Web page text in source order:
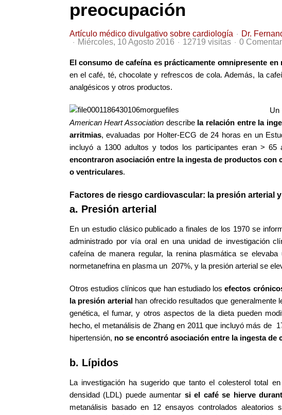
preocupación
Artículo médico divulgativo sobre cardiología
Dr.
Miércoles, 10 Agosto 2016
12719 visitas 0
El consumo de cafeína es prácticamente omnipresente en
en el café, té, chocolate y refrescos de cola. Además, la
analgésicos y otros productos.
Un
American Heart Association describe la relación entre la
arritmias, evaluadas por Holter-ECG de 24 horas en un
incluyó a 1300 adultos y todos los participantes eran >
encontraron asociación entre la ingesta de productos con
o ventriculares.
Factores de riesgo cardiovascular: la presión arterial
a. Presión arterial
En un estudio clásico publicado a finales de los 1970 se
administrado por vía oral en una unidad de investigación
cafeína de manera regular, la renina plasmática se
normetanefrina en plasma un 207%, y la presión arterial se
Otros estudios clínicos que han estudiado losefectos
la presión arterial han ofrecido resultados que generalmente
genética, el fumar, y otros aspectos de la dieta pueden
hecho, el metanálisis de Zhang en 2011 que incluyó más de
hipertensión, no se encontró asociación entre la ingesta de
b. Lípidos
La investigación ha sugerido que tanto el colesterol total
densidad (LDL) puede aumentar si el café se hierve
metanálisis basado en 12 ensayos controlados